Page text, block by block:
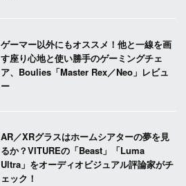
ゲーマー以外にもオススメ！他と一線を画
す座り心地と使い勝手のゲーミングチェ
ア、Boulies「Master Rex／Neo」レビュ
ー
AR／XRグラスはホームシアターの夢を見
るか？VITUREの「Beast」「Luma
Ultra」をオーディオビジュアル評論家がチ
ェック！